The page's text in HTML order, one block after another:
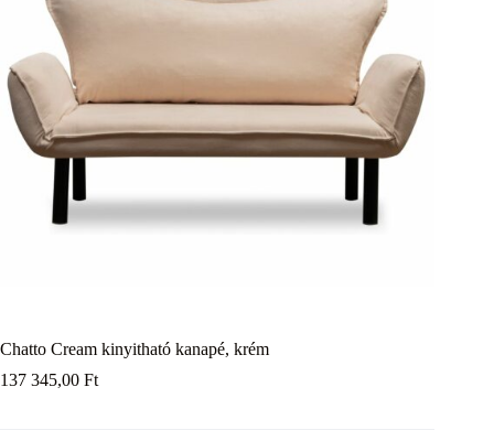
Chatto Cream kinyitható kanapé, krém
137 345,00 Ft